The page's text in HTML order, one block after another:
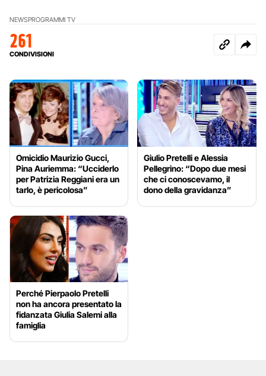
NEWSPROGRAMMI TV
261
CONDIVISIONI
Omicidio Maurizio Gucci,
Pina Auriemma: “Ucciderlo
per Patrizia Reggiani era un
tarlo, è pericolosa”
Giulio Pretelli e Alessia
Pellegrino: “Dopo due mesi
che ci conoscevamo, il
dono della gravidanza”
Perché Pierpaolo Pretelli
non ha ancora presentato la
fidanzata Giulia Salemi alla
famiglia